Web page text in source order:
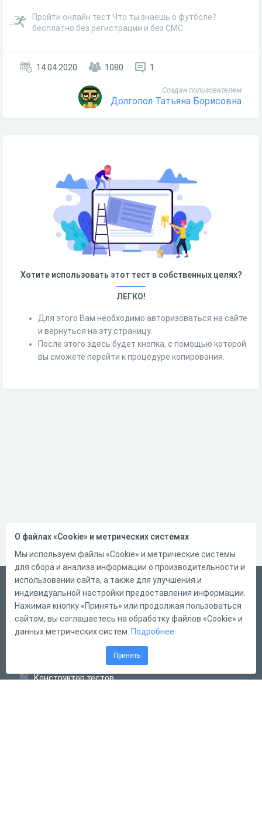
Пройти онлайн тест Что ты знаешь о футболе?
бесплатно без регистрации и без СМС
14.04.2020 1080 1
Создан пользователем
Долгопол Татьяна Борисовна
Хотите использовать этот тест в собственных целях?
ЛЕГКО!
Для этого Вам необходимо авторизоваться на сайте
и вернуться на эту страницу.
После этого здесь будет кнопка, с помощью которой
вы сможете перейти к процедуре копирования.
Русский
Справка
Форма обратной связи
Конструктор тестов
О файлах «Cookie» и метрических системах
Мы используем файлы «Cookie» и метрические системы
для сбора и анализа информации о производительности и
использовании сайта, а также для улучшения и
индивидуальной настройки предоставления информации.
Нажимая кнопку «Принять» или продолжая пользоваться
сайтом, вы соглашаетесь на обработку файлов «Cookie» и
данных метрических систем. Подробнее
Принять